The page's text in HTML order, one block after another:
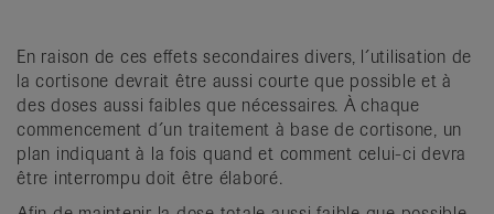
En raison de ces effets secondaires divers, l´utilisation de
la cortisone devrait être aussi courte que possible et à
des doses aussi faibles que nécessaires. À chaque
commencement d´un traitement à base de cortisone, un
plan indiquant à la fois quand et comment celui-ci devra
être interrompu doit être élaboré.